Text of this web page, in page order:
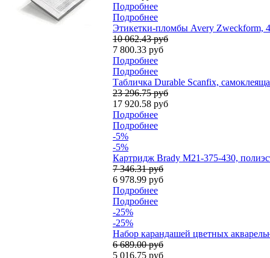
Подробнее
Подробнее
Этикетки-пломбы Avery Zweckform,
10 062.43 руб
7 800.33 руб
Подробнее
Подробнее
Табличка Durable Scanfix,
23 296.75 руб
17 920.58 руб
Подробнее
Подробнее
-5%
-5%
Картридж Brady M21-375-430,
7 346.31 руб
6 978.99 руб
Подробнее
Подробнее
-25%
-25%
Набор карандашей цветных
6 689.00 руб
5 016.75 руб